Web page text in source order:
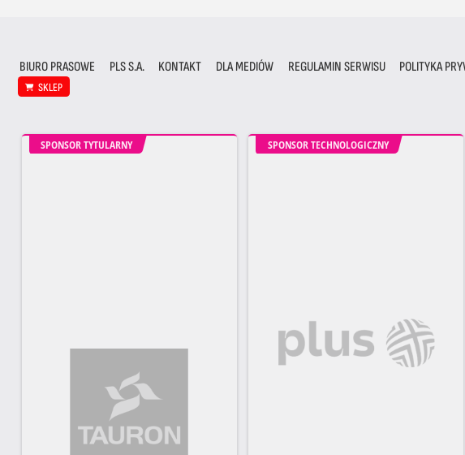
BIURO PRASOWE PLS S.A. KONTAKT DLA MEDIÓW REGULAMIN SERWISU POLITYKA
SKLEP
SPONSOR TYTULARNY SPONSOR TECHNOLOGICZNY